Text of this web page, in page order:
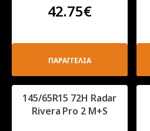
42.75€
ΠΑΡΑΓΓΕΛΙΑ
145/65R15 72Η Radar
Rivera Pro 2 M+S